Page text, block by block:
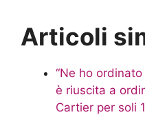
Articoli
“Ne ho
è riuscita a
Cartier per soli